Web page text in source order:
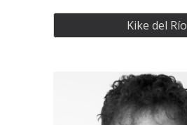
Kike del Río